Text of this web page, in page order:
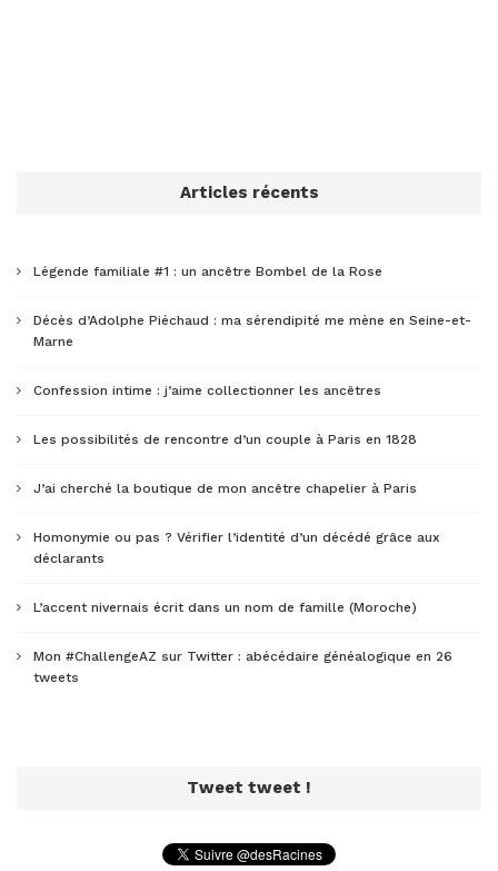
Articles récents
Légende familiale #1 : un ancêtre Bombel de la Rose
Décès d’Adolphe Piéchaud : ma sérendipité me mène en Seine-et-
Marne
Confession intime : j’aime collectionner les ancêtres
Les possibilités de rencontre d’un couple à Paris en 1828
J’ai cherché la boutique de mon ancêtre chapelier à Paris
Homonymie ou pas ? Vérifier l’identité d’un décédé grâce aux
déclarants
L’accent nivernais écrit dans un nom de famille (Moroche)
Mon #ChallengeAZ sur Twitter : abécédaire généalogique en 26
tweets
Tweet tweet !